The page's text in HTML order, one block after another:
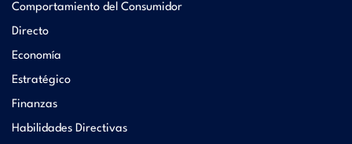
Comportamiento del Consumidor
Directo
Economía
Estratégico
Finanzas
Habilidades Directivas